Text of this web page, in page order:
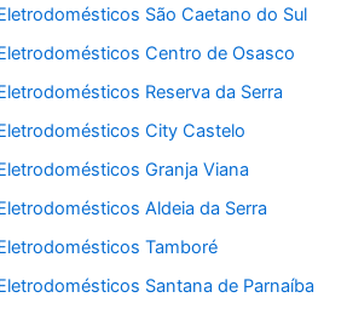
São Caetano do Sul
Centro de Osasco
Reserva da Serra
City Castelo
Granja Viana
Aldeia da Serra
Tamboré
Santana de Parnaíba